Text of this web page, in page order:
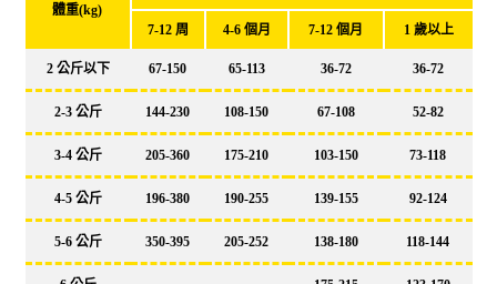
體重(kg)
7-12 周 4-6 個月 7-12 個月 1 歲以上
2 公斤以下 67-150 65-113 36-72 36-72
2-3 公斤 144-230 108-150 67-108 52-82
3-4 公斤 205-360 175-210 103-150 73-118
4-5 公斤 196-380 190-255 139-155 92-124
5-6 公斤 350-395 205-252 138-180 118-144